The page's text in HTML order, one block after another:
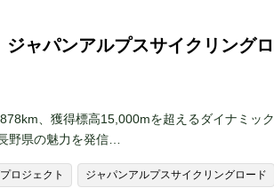
ャパンアルプスサイクリングロ
、獲得標高15,000mを超えるダイナミック
野県の魅力を発信…
ロジェクト ジャパンアルプスサイクリングロード